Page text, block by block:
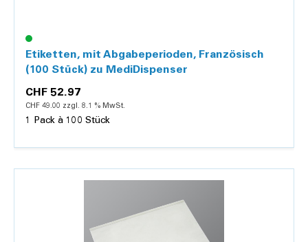
Etiketten, mit Abgabeperioden, Französisch
(100 Stück) zu MediDispenser
CHF 52.97
CHF 49.00 zzgl. 8.1 % MwSt.
1 Pack à 100 Stück